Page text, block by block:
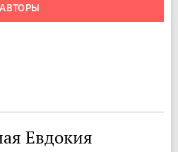
АВТОРЫ
Евдокия